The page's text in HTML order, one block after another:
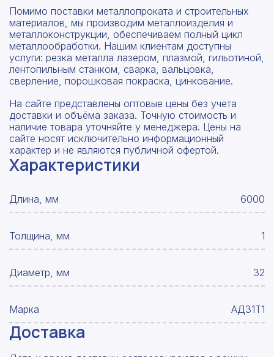
Помимо поставки металлопроката и строительных
материалов, мы производим металлоизделия и
металлоконструкции, обеспечиваем полный цикл
металлообработки. Нашим клиентам доступны
услуги: резка металла лазером, плазмой, гильотиной,
лентопильным станком, сварка, вальцовка,
сверление, порошковая покраска, цинкование.
На сайте представлены оптовые цены без учета
доставки и объёма заказа. Точную стоимость и
наличие товара уточняйте у менеджера. Цены на
сайте носят исключительно информационный
характер и не являются публичной офертой.
Характеристики
Длина, мм 6000
Толщина, мм 1
Диаметр, мм 32
Марка АД31Т1
Доставка